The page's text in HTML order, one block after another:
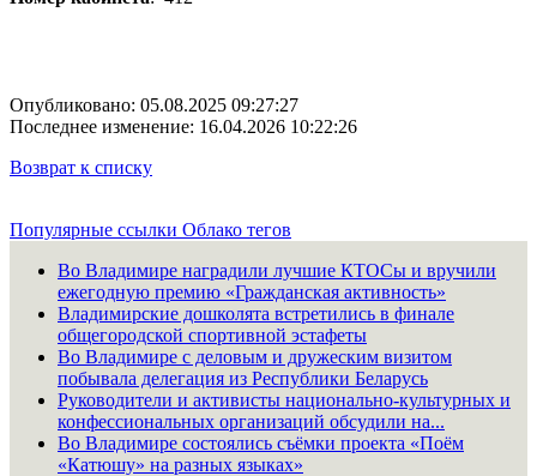
Опубликовано: 05.08.2025 09:27:27
Последнее изменение: 16.04.2026 10:22:26
Возврат к списку
Популярные ссылки Облако тегов
Во Владимире наградили лучшие КТОСы и вручили
ежегодную премию «Гражданская активность»
Владимирские дошколята встретились в финале
общегородской спортивной эстафеты
Во Владимире с деловым и дружеским визитом
побывала делегация из Республики Беларусь
Руководители и активисты национально-культурных и
конфессиональных организаций обсудили на...
Во Владимире состоялись съёмки проекта «Поём
«Катюшу» на разных языках»